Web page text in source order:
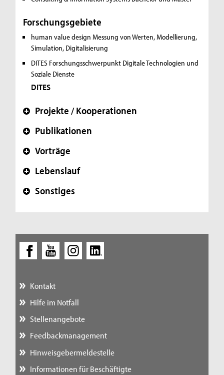
Forschungsgebiete
human value design Messung von Werten, Modellierung,
Simulation, Digitalisierung
DITES Forschungsschwerpunkt Digitale Technologien und
Soziale Dienste
DITES
+ Projekte / Kooperationen
+ Publikationen
+ Vorträge
+ Lebenslauf
+ Sonstiges
Kontakt
Hilfe im Notfall
Stellenangebote
Feedbackmanagement
Hinweisgebermeldestelle
Informationen für Beschäftigte